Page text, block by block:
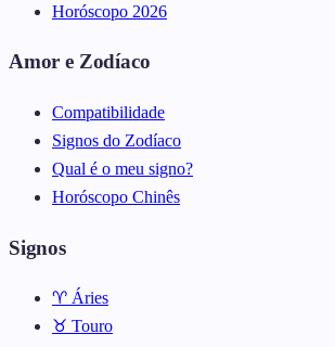
Horóscopo 2026
Amor e Zodíaco
Compatibilidade
Signos do Zodíaco
Qual é o meu signo?
Horóscopo Chinês
Signos
♈ Áries
♉ Touro